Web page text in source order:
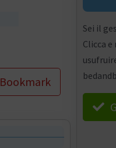
Bookmark
Sei il
Clicca